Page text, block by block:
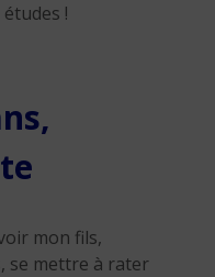
!
mon fils,
se mettre à rater